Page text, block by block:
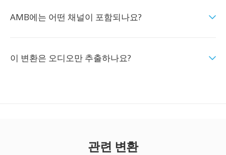
AMB에는 어떤 채널이 포함되나요?
이 변환은 오디오만 추출하나요?
관련 변환